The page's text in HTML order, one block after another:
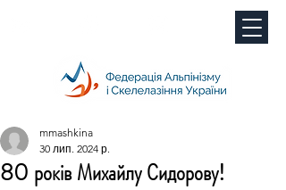
80 років Михайлу Сидорову!
mmashkina
30 лип. 2024 р.